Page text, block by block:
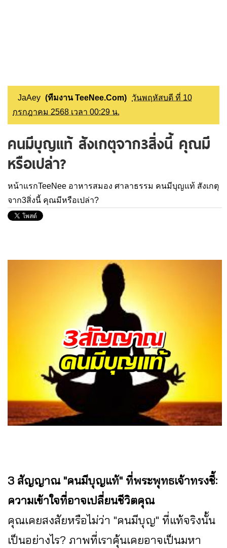
JaAey (ทีมงาน TeeNee.Com)
วันพฤหัสบดี ที่ 10
กรกฎาคม 2568 เวลา 00:29 น.
คนมีบุญแท้ สังเกตุจาก3สิ่งนี้ คุณมี
หรือเปล่า?
หน้าแรกTeeNee อาหารสมอง ศาลาธรรม คนมีบุญแท้ สังเกตุ
จาก3สิ่งนี้ คุณมีหรือเปล่า?
3 สัญญาณ "คนมีบุญแท้" ที่พระพุทธเจ้าทรงชี้:
ความเข้าใจที่อาจเปลี่ยนชีวิตคุณ
คุณเคยสงสัยหรือไม่ว่า "คนมีบุญ" ที่แท้จริงนั้น
เป็นอย่างไร? ภาพที่เราคุ้นเคยอาจเป็นมหา